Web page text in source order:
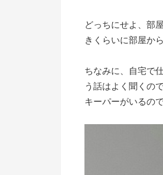
どっちにせよ、部
きくらいに部屋か
ちなみに、自宅で
う話はよく聞くの
キーパーがいるの